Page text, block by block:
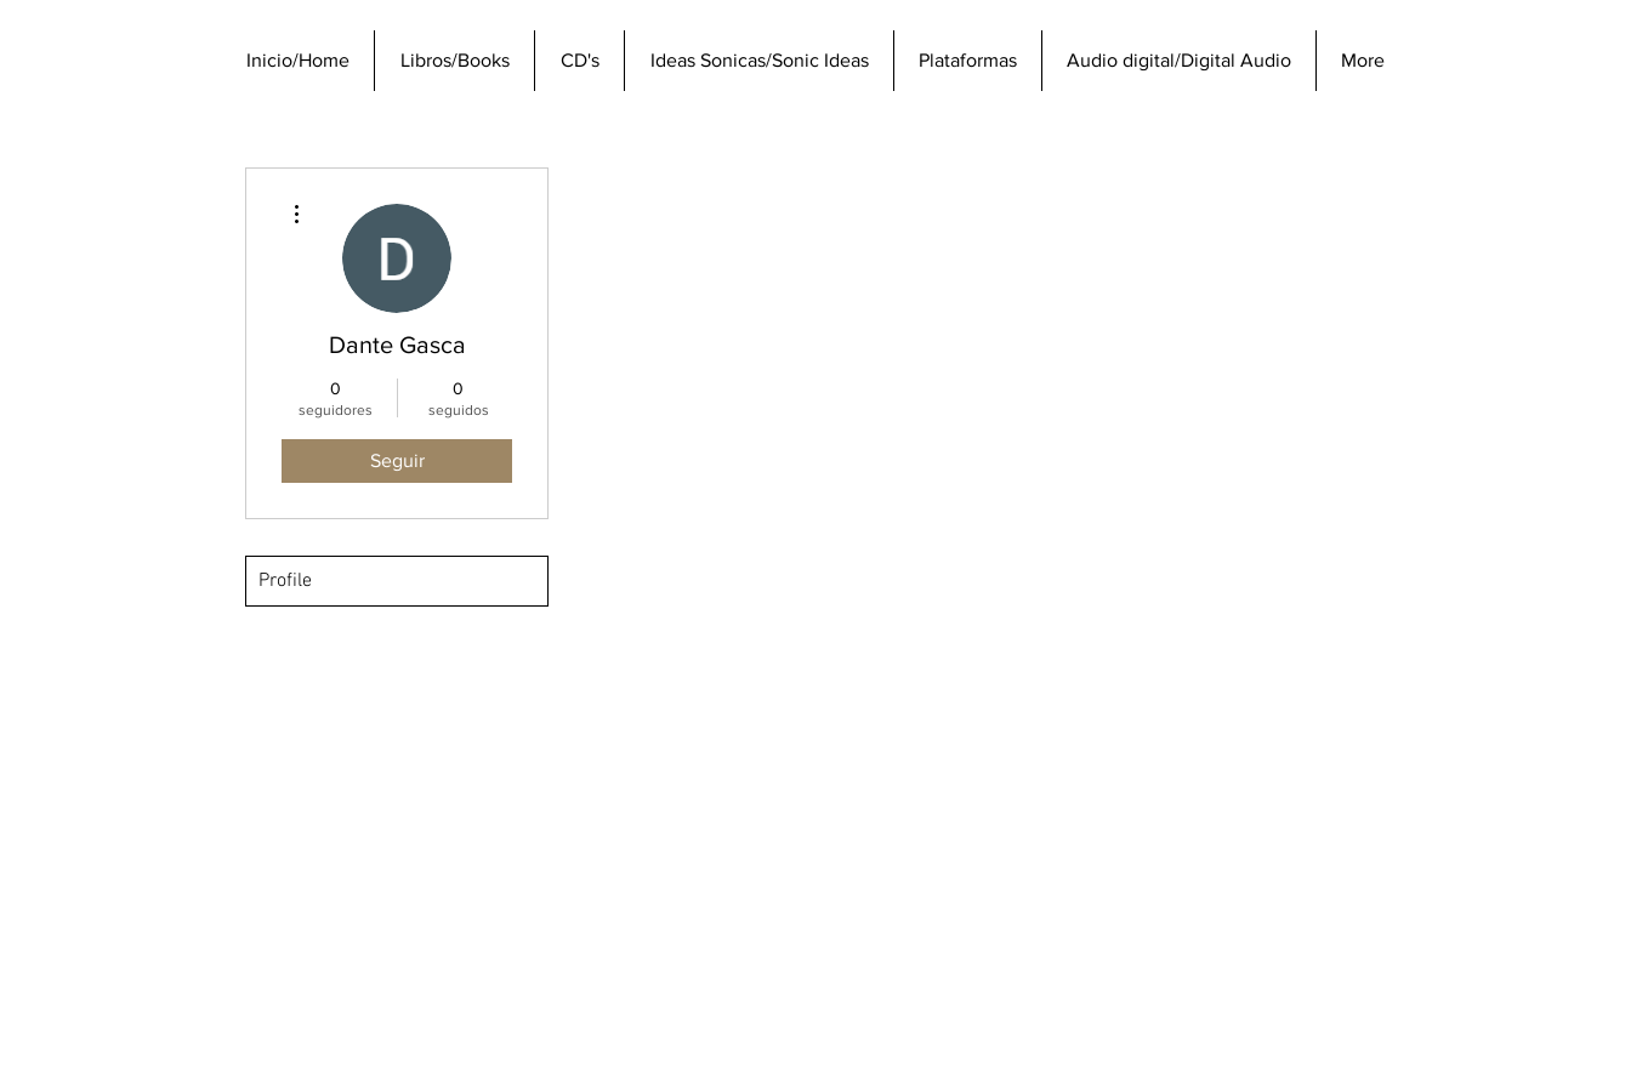
Inicio/Home Libros/Books CD's Ideas Sonicas/Sonic Ideas Plataformas Audio digital/Digital Audio More
Dante Gasca
0
seguidores
0
seguidos
Seguir
Profile